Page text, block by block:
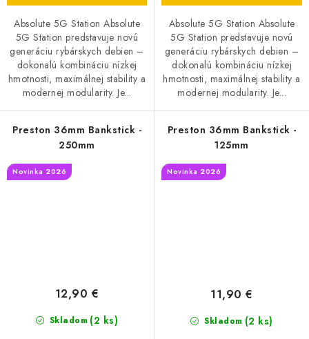
Absolute 5G Station Absolute
5G Station predstavuje novú
generáciu rybárskych debien –
dokonalú kombináciu nízkej
hmotnosti, maximálnej stability a
modernej modularity. Je...
Absolute 5G Station Absolute
5G Station predstavuje novú
generáciu rybárskych debien –
dokonalú kombináciu nízkej
hmotnosti, maximálnej stability a
modernej modularity. Je...
Preston 36mm Bankstick -
250mm
Novinka 2026
Skladom (2 ks)
12,90 €
Preston 36mm Bankstick -
125mm
Novinka 2026
Skladom (2 ks)
11,90 €